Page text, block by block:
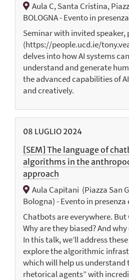
Aula C, Santa Cristina,
BOLOGNA - Evento in
Seminar with invited speaker,
(https://people.ucd.ie/
delves into how AI systems
understand and generate
the advanced capabilities of
and creatively.
08 LUGLIO 2024
[SEM] The language of
algorithms in the
approach
Aula Capitani ​ (Piazza San
Bologna)​ - Evento in presenza
Chatbots are everywhere.
Why are they biased? And
In this talk, we’ll address
explore the algorithmic
which will help us understand
rhetorical agents” with